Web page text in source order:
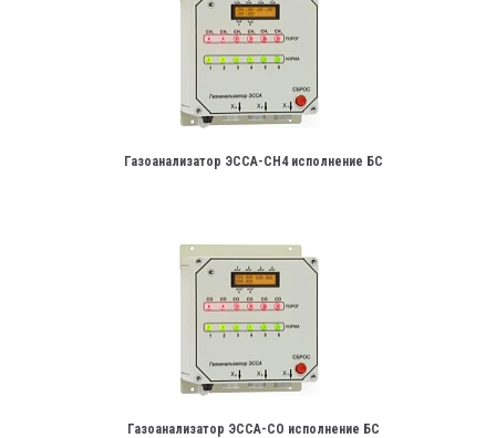
Газоанализатор ЭССА-СН4 исполнение БС
Газоанализатор ЭССА-СО исполнение БС